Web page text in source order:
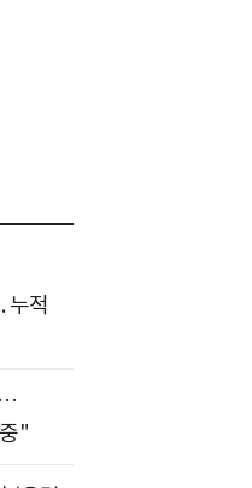
누적
"